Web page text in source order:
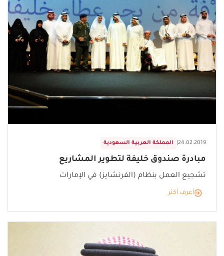
المملكة العربية السعودية 24.02.2019
مبادرة صندوق خليفة لتطوير المشاريع
تشجيع العمل بنظام (الفرنشايز) في الإمارات
أعرف أكثر